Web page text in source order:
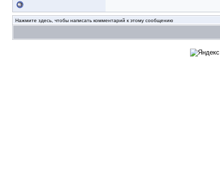
Нажмите здесь, чтобы написать комментарий к этому сообщению